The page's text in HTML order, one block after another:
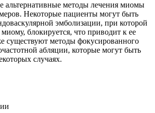
альтернативные методы лечения миомы
Некоторые пациенты могут быть
эмболизации, при которой
блокируется, что приводит к ее
существуют методы фокусированного
абляции, которые могут быть
случаях.